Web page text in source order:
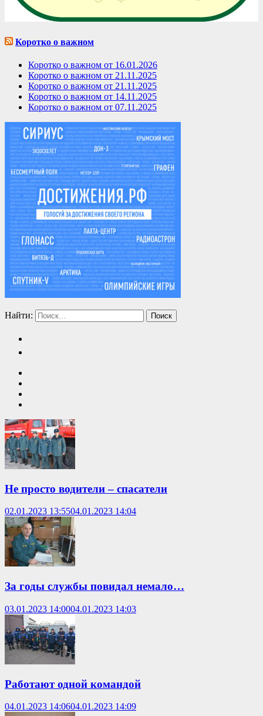
Коротко о важном
Коротко о важном от 16.01.2026
Коротко о важном от 21.11.2025
Коротко о важном от 21.11.2025
Коротко о важном от 14.11.2025
Коротко о важном от 07.11.2025
Найти:
Не просто водители – спасатели
02.01.2023 13:5504.01.2023 14:04
За годы службы повидал немало…
03.01.2023 14:0004.01.2023 14:03
Работают одной командой
04.01.2023 14:0604.01.2023 14:09